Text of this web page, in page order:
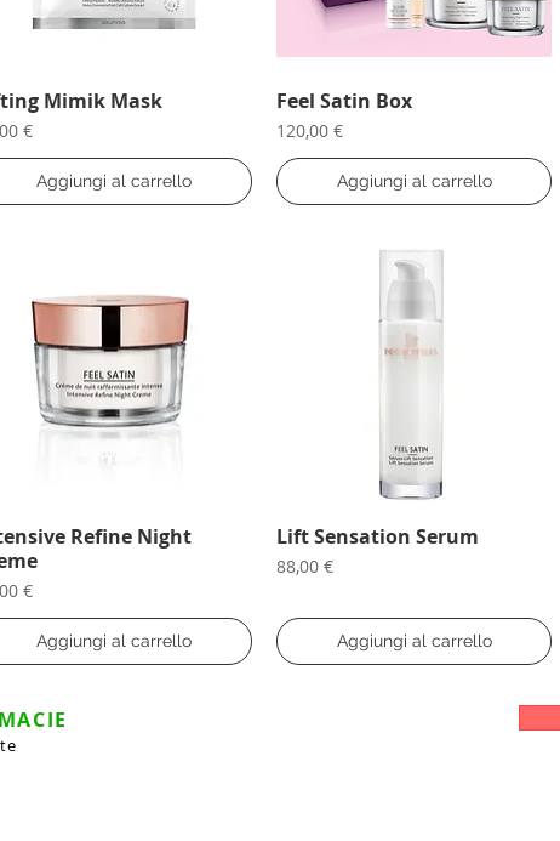
Vista rapida
Mimik Mask
€
Aggiungi al carrello
Vista rapida
Feel Satin Box
Prezzo
120,00 €
Aggiungi al carrello
Vista rapida
Refine Night
€
Aggiungi al carrello
Vista rapida
Lift Sensation Serum
Prezzo
88,00 €
Aggiungi al carrello